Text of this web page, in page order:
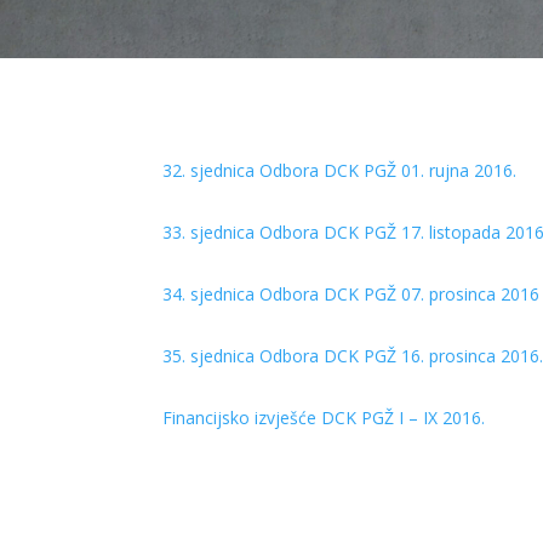
32. sjednica Odbora DCK PGŽ 01. rujna 2016.
33. sjednica Odbora DCK PGŽ 17. listopada
34. sjednica Odbora DCK PGŽ 07. prosinca 2016
35. sjednica Odbora DCK PGŽ 16. prosinca 2016.
Financijsko izvješće DCK PGŽ I – IX 2016.